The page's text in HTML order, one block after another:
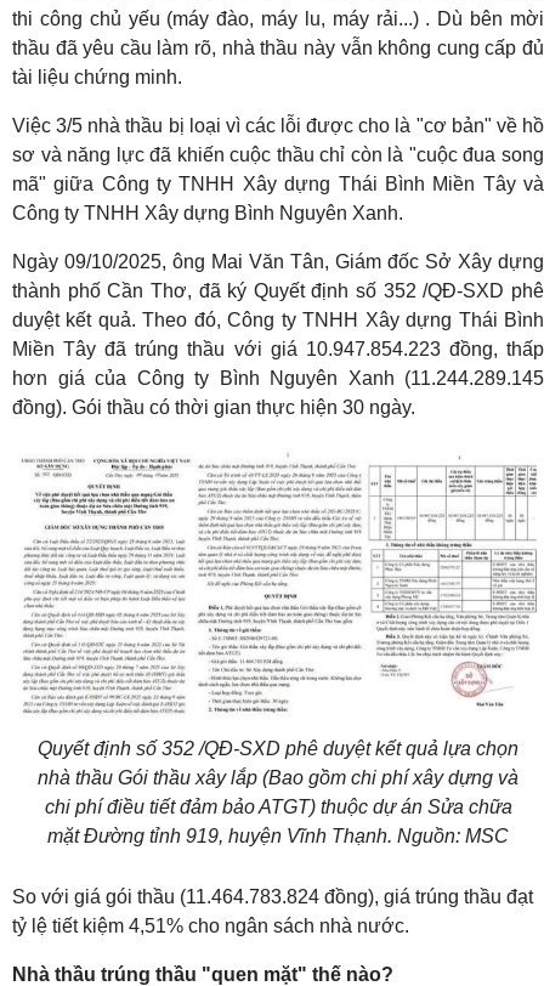
thi công chủ yếu (máy đào, máy lu, máy rải...) . Dù bên mời
thầu đã yêu cầu làm rõ, nhà thầu này vẫn không cung cấp đủ
tài liệu chứng minh.
Việc 3/5 nhà thầu bị loại vì các lỗi được cho là "cơ bản" về hồ
sơ và năng lực đã khiến cuộc thầu chỉ còn là "cuộc đua song
mã" giữa Công ty TNHH Xây dựng Thái Bình Miền Tây và
Công ty TNHH Xây dựng Bình Nguyên Xanh.
Ngày 09/10/2025, ông Mai Văn Tân, Giám đốc Sở Xây dựng
thành phố Cần Thơ, đã ký Quyết định số 352 /QĐ-SXD phê
duyệt kết quả. Theo đó, Công ty TNHH Xây dựng Thái Bình
Miền Tây đã trúng thầu với giá 10.947.854.223 đồng, thấp
hơn giá của Công ty Bình Nguyên Xanh (11.244.289.145
đồng). Gói thầu có thời gian thực hiện 30 ngày.
Quyết định số 352 /QĐ-SXD phê duyệt kết quả lựa chọn
nhà thầu Gói thầu xây lắp (Bao gồm chi phí xây dựng và
chi phí điều tiết đảm bảo ATGT) thuộc dự án Sửa chữa
mặt Đường tỉnh 919, huyện Vĩnh Thạnh. Nguồn: MSC
So với giá gói thầu (11.464.783.824 đồng), giá trúng thầu đạt
tỷ lệ tiết kiệm 4,51% cho ngân sách nhà nước.
Nhà thầu trúng thầu "quen mặt" thế nào?